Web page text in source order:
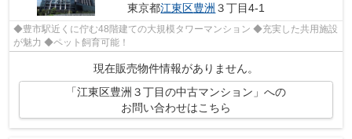
東京都江東区豊洲 ３丁目4-1
◆豊市駅近くに佇む48階建ての大規模タワーマンション ◆充実した共用施設
が魅力 ◆ペット飼育可能！
現在販売物件情報がありません。
「江東区豊洲３丁目の中古マンション」への
お問い合わせはこちら